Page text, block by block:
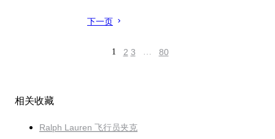
下一页
1 2 3 … 80
相关收藏
Ralph Lauren 飞行员夹克